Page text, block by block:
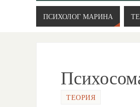
ПСИХОЛОГ МАРИНА
ТЕОРИЯ